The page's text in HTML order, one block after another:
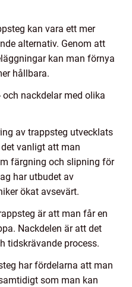
kan vara ett mer
alternativ. Genom att
kan man förnya
hållbara.
nackdelar med olika
av trappsteg utvecklats
vanligt att man
färgning och slipning för
har utbudet av
ökat avsevärt.
är att man får en
Nackdelen är att det
tidskrävande process.
har fördelarna att man
som man kan